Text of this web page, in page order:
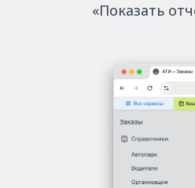
«Показать